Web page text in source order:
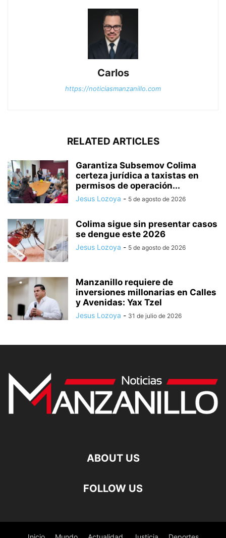
Carlos
https://noticiasmanzanillo.com
RELATED ARTICLES
Garantiza Subsemov Colima
certeza jurídica a taxistas en
permisos de operación...
Jesus Lozoya - 5 de agosto de 2026
Colima sigue sin presentar casos
se dengue este 2026
Jesus Lozoya - 5 de agosto de 2026
Manzanillo requiere de
inversiones millonarias en Calles
y Avenidas: Yax Tzel
Jesus Lozoya - 31 de julio de 2026
ABOUT US
FOLLOW US